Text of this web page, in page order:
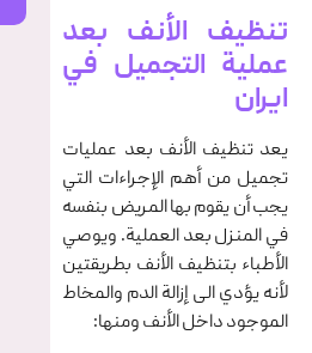
تنظيف الأنف بعد
عملية التجمیل في
ایران
يعد تنظيف الأنف بعد عمليات
تجميل من أهم الإجراءات التي
يجب أن يقوم بها المريض بنفسه
في المنزل بعد العملية. ويوصي
الأطباء بتنظیف الأنف بطریقتین
لأنه یؤدي الی إزالة الدم والمخاط
الموجود داخل الأنف ومنها: